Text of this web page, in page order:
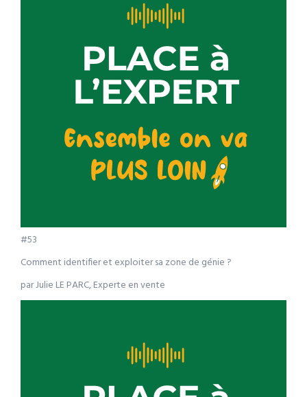
#53
Comment identifier et exploiter sa zone de génie ?
par Julie LE PARC, Experte en vente